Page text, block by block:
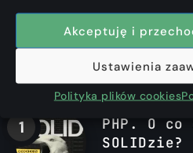
Akceptuję i
Ustawienia
Polityka plików cookies
Najchętniej
SOLID z
PHP. O co
SOLIDzie?